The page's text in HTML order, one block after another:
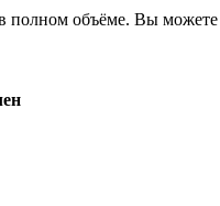
полном объёме. Вы